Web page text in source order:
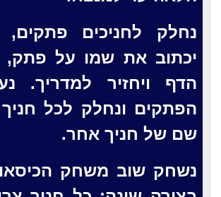
נחלק לחניכים פתקים,
יכתוב את שמו על פתק,
הדף ויחזיר למדריך.
הפתקים ונחלק לכל
שם של חניך אחר.
נשחק שוב משחק